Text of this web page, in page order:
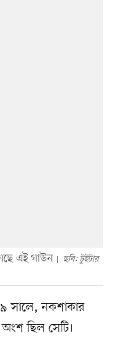
এই গাউন
ছবি: টুইটার
সালে, নকশাকার
ছিল সেটি।